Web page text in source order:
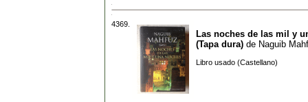
4369.
Las noches de las mil y
(Tapa dura) de Naguib
Libro usado (Castellano)